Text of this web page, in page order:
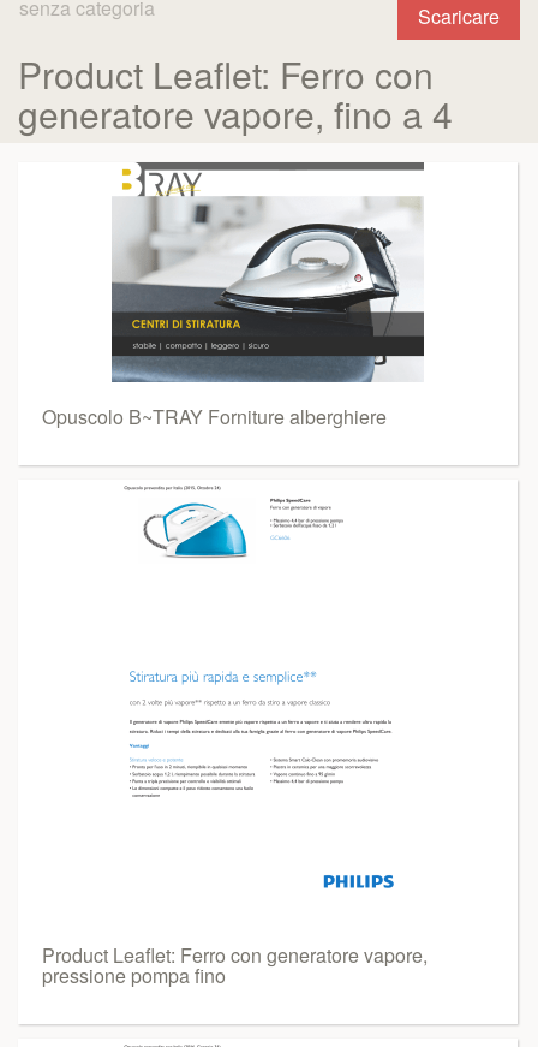
Scaricare
senza categoria
Product Leaflet: Ferro con
generatore vapore, fino a 4
Opuscolo B~TRAY Forniture alberghiere
Product Leaflet: Ferro con generatore vapore,
pressione pompa fino